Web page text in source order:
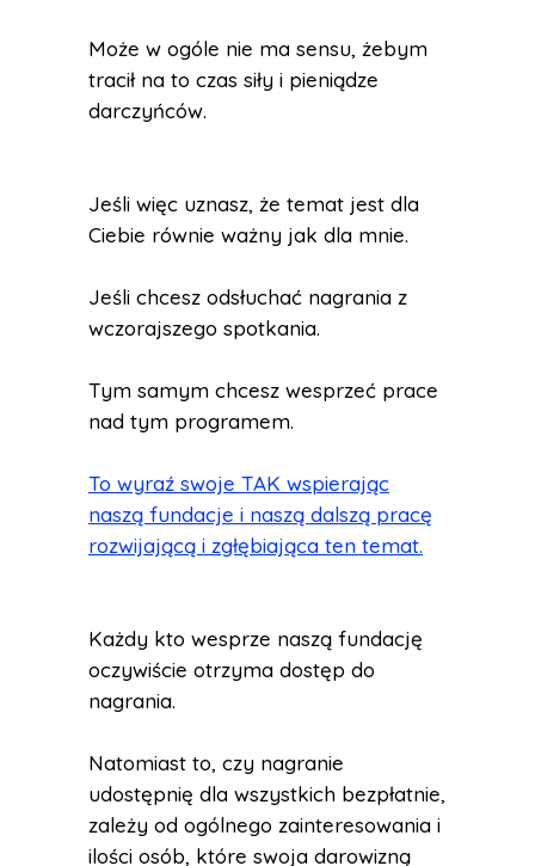
Może w ogóle nie ma sensu, żebym
tracił na to czas siły i pieniądze
darczyńców.
Jeśli więc uznasz, że temat jest dla
Ciebie równie ważny jak dla mnie.
Jeśli chcesz odsłuchać nagrania z
wczorajszego spotkania.
Tym samym chcesz wesprzeć prace
nad tym programem.
To wyraź swoje TAK wspierając
naszą fundacje i naszą dalszą pracę
rozwijającą i zgłębiająca ten temat.
Każdy kto wesprze naszą fundację
oczywiście otrzyma dostęp do
nagrania.
Natomiast to, czy nagranie
udostępnię dla wszystkich bezpłatnie,
zależy od ogólnego zainteresowania i
ilości osób, które swoja darowizną